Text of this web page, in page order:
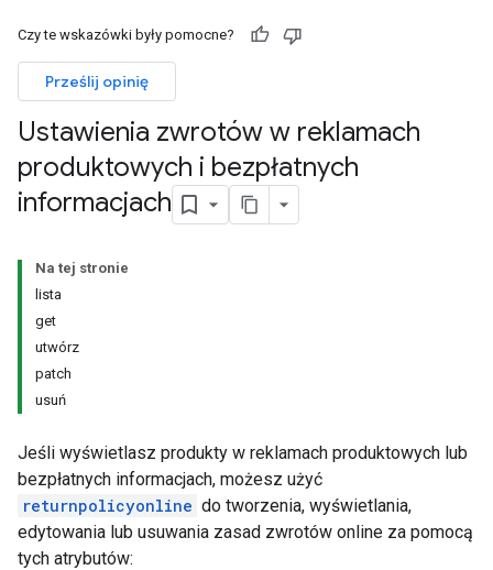
Czy te wskazówki były pomocne?
Prześlij opinię
Ustawienia zwrotów w reklamach
produktowych i bezpłatnych
informacjach
Na tej stronie
lista
get
utwórz
patch
usuń
Jeśli wyświetlasz produkty w reklamach produktowych lub
bezpłatnych informacjach, możesz użyć
returnpolicyonline do tworzenia, wyświetlania,
edytowania lub usuwania zasad zwrotów online za pomocą
tych atrybutów: